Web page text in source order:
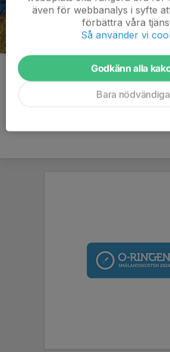
Kommentarer
även för webbanalys i syfte
förbättra våra
Så använder vi
Godkänn alla
Bara nödvändiga